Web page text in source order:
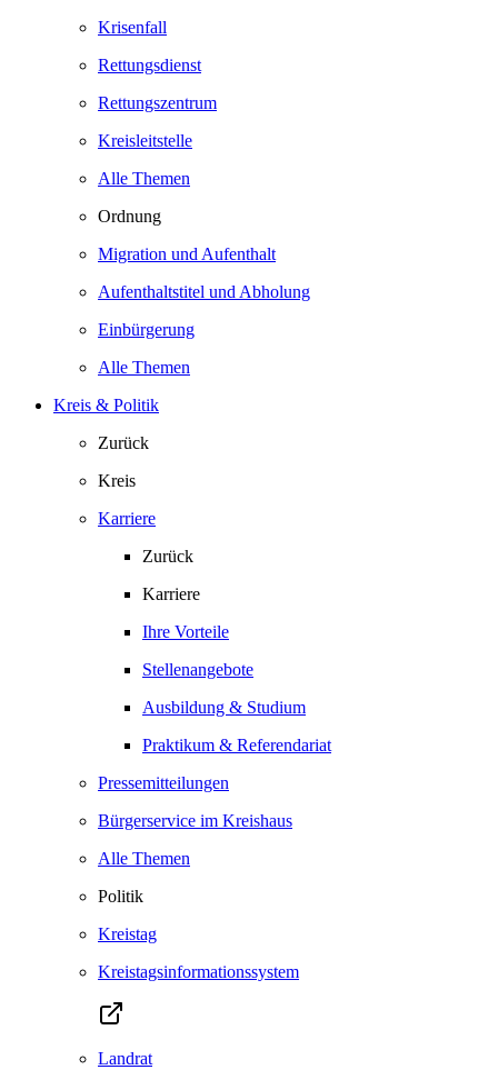
Krisenfall
Rettungsdienst
Rettungszentrum
Kreisleitstelle
Alle Themen
Ordnung
Migration und Aufenthalt
Aufenthaltstitel und Abholung
Einbürgerung
Alle Themen
Kreis & Politik
Zurück
Kreis
Karriere
Zurück
Karriere
Ihre Vorteile
Stellenangebote
Ausbildung & Studium
Praktikum & Referendariat
Pressemitteilungen
Bürgerservice im Kreishaus
Alle Themen
Politik
Kreistag
Kreistagsinformationssystem
Landrat